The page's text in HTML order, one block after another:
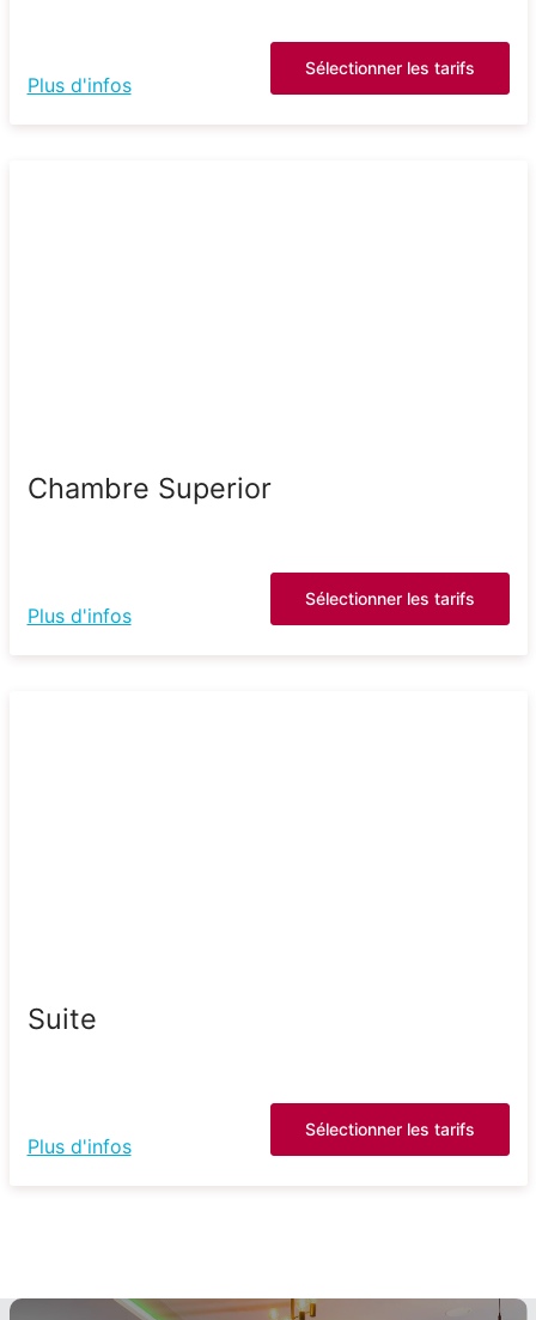
Plus d'infos
Sélectionner les tarifs
Chambre Superior
Plus d'infos
Sélectionner les tarifs
Suite
Plus d'infos
Sélectionner les tarifs